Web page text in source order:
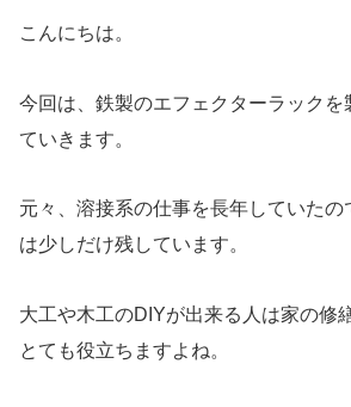
こんにちは。
今回は、鉄製のエフェクターラックを
ていきます。
元々、溶接系の仕事を長年していた
は少しだけ残しています。
大工や木工のDIYが出来る人は家の修
とても役立ちますよね。